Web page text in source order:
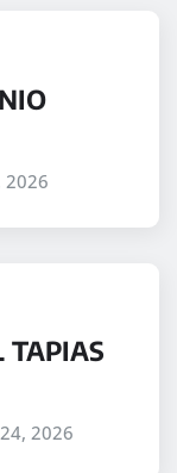
2026
TAPIAS
2026